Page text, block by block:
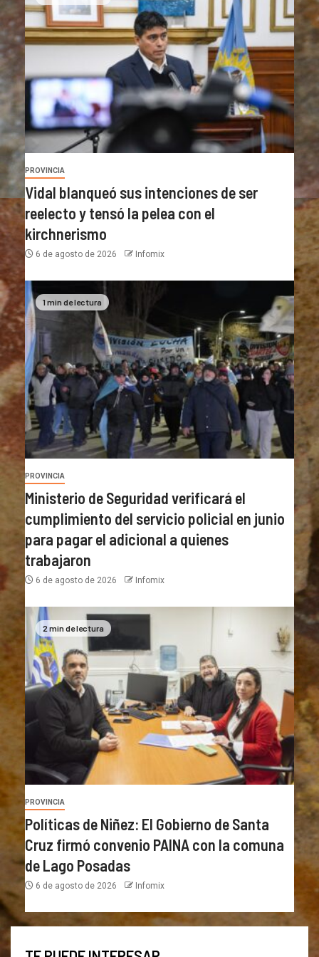
PROVINCIA
Vidal blanqueó sus intenciones de ser
reelecto y tensó la pelea con el
kirchnerismo
6 de agosto de 2026 Infomix
1 min de lectura
PROVINCIA
Ministerio de Seguridad verificará el
cumplimiento del servicio policial en junio
para pagar el adicional a quienes
trabajaron
6 de agosto de 2026 Infomix
2 min de lectura
PROVINCIA
Políticas de Niñez: El Gobierno de Santa
Cruz firmó convenio PAINA con la comuna
de Lago Posadas
6 de agosto de 2026 Infomix